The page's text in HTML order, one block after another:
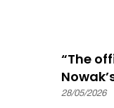
“The
28/05/2026